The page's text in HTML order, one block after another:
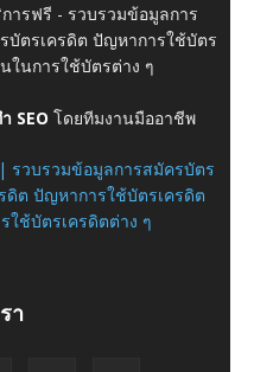
ารฟรี - รวบรวมข้อมูลการ
ตรเครดิต ปัญหาการใช้บัตร
ในการใช้บัตรต่าง ๆ
SEO โดยทีมงานมืออาชีพ
รวบรวมข้อมูลการสมัครบัตร
ดิต ปัญหาการใช้บัตรเครดิต
ใช้บัตรเครดิตต่าง ๆ
า